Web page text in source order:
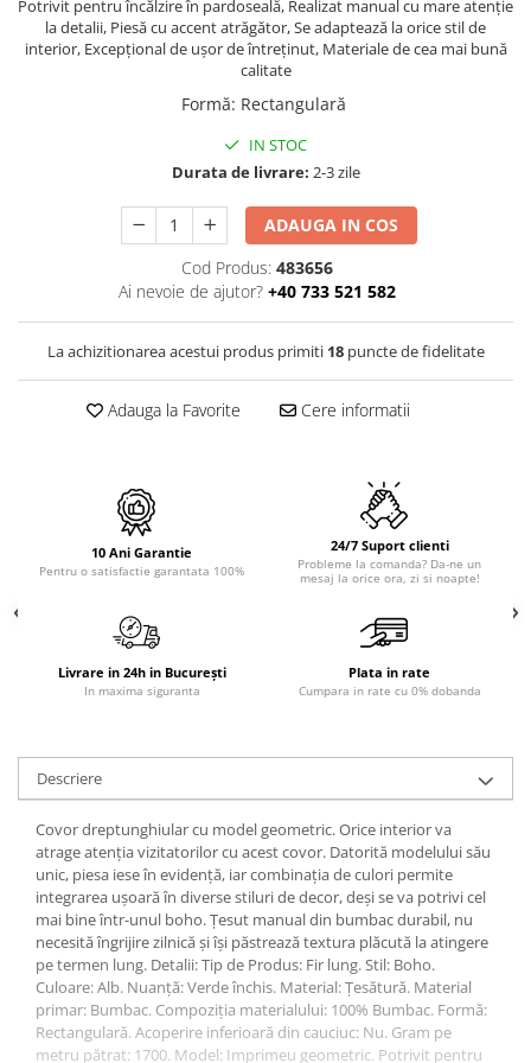
QUADRIX
QUADRIX COMPOZIT
SETURI CHIUVETA DE BUCATARIE SI
SITE / COSURI INOX
STYLUX
Electrocasnice pentru bucătărie
Mixere și blendere
Sisteme pentru apa pură
Potrivit pentru încălzire în pardoseală, Realizat manual cu mare atenție
la detalii, Piesă cu accent atrăgător, Se adaptează la orice stil de
interior, Excepțional de ușor de întreținut, Materiale de cea mai bună
calitate
Formă: Rectangulară
IN STOC
Durata de livrare: 2-3 zile
ADAUGA IN COS
Cod Produs: 483656
Ai nevoie de ajutor? +40 733 521 582
La achizitionarea acestui produs primiti 18puncte de fidelitate
Adauga la Favorite Cere informatii
10 Ani Garantie
Pentru o satisfactie garantata 100%
24/7 Suport clienti
Probleme la comanda? Da-ne un
mesaj la orice ora, zi si noapte!
Livrare in 24h in București
In maxima siguranta
Plata in rate
Cumpara in rate cu 0% dobanda
Descriere
Covor dreptunghiular cu model geometric. Orice interior va
atrage atenția vizitatorilor cu acest covor. Datorită modelului său
unic, piesa iese în evidență, iar combinația de culori permite
integrarea ușoară în diverse stiluri de decor, deși se va potrivi cel
mai bine într-unul boho. Țesut manual din bumbac durabil, nu
necesită îngrijire zilnică și își păstrează textura plăcută la atingere
pe termen lung. Detalii: Tip de Produs: Fir lung. Stil: Boho.
Culoare: Alb. Nuanță: Verde închis. Material: Țesătură. Material
primar: Bumbac. Compoziția materialului: 100% Bumbac. Formă:
Rectangulară. Acoperire inferioară din cauciuc: Nu. Gram pe
metru pătrat: 1700. Model: Imprimeu geometric. Potrivit pentru